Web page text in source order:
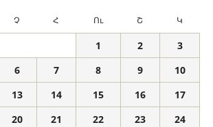
Չ Հ Ու Շ Կ
1 2
3
6 7 8 9
10
13 14 15 16
17
20 21 22 23
24